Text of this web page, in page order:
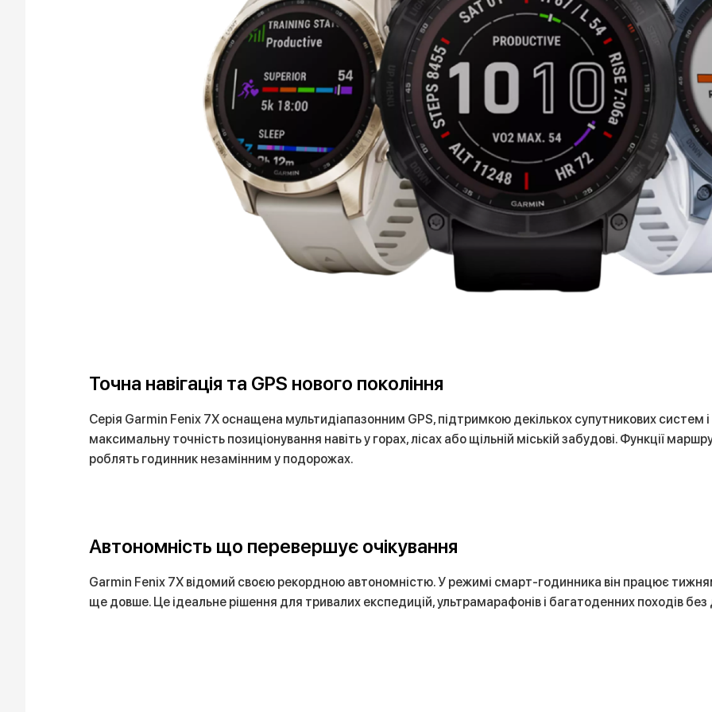
Точна навігація та GPS нового покоління
Серія Garmin Fenix 7X оснащена мультидіапазонним GPS, підтримкою декількох супутникових
максимальну точність позиціонування навіть у горах, лісах або щільній міській забудові. Функції
роблять годинник незамінним у подорожах.
Автономність що перевершує очікування
Garmin Fenix 7X відомий своєю рекордною автономністю. У режимі смарт-годинника він працює
ще довше. Це ідеальне рішення для тривалих експедицій, ультрамарафонів і багатоденних походів